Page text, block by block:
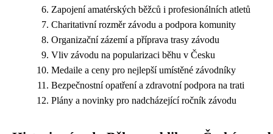
Zapojení amatérských běžců i profesionálních atletů
Charitativní rozměr závodu a podpora komunity
Organizační zázemí a příprava trasy závodu
Vliv závodu na popularizaci běhu v Česku
Medaile a ceny pro nejlepší umístěné závodníky
Bezpečnostní opatření a zdravotní podpora na trati
Plány a novinky pro nadcházející ročník závodu